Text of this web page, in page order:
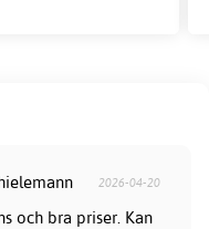
2026-04-20
och bra priser. Kan